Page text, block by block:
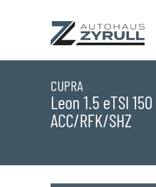
Startseite
Standorte
CUPRA
Leon 1.5 eTSI 150
ACC/RFK/SHZ